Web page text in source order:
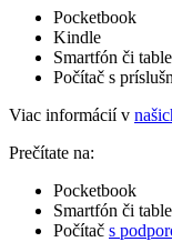
Pocketbook
Kindle
Smartfón či
Počítač s
Viac informácií v
Prečítate na:
Pocketbook
Smartfón či
Počítač s